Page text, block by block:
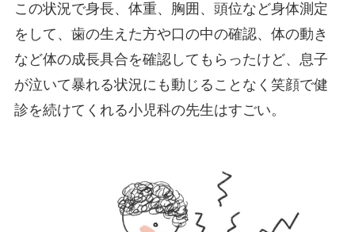
この状況で身長、体重、胸囲、頭位など身体測定
をして、歯の生えた方や口の中の確認、体の動き
など体の成長具合を確認してもらったけど、息子
が泣いて暴れる状況にも動じることなく笑顔で健
診を続けてくれる小児科の先生はすごい。